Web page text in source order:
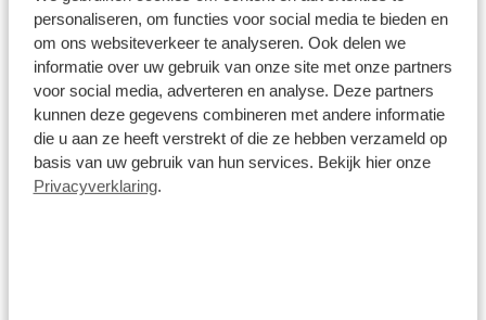
personaliseren, om functies voor social media te bieden en
om ons websiteverkeer te analyseren. Ook delen we
informatie over uw gebruik van onze site met onze partners
voor social media, adverteren en analyse. Deze partners
kunnen deze gegevens combineren met andere informatie
die u aan ze heeft verstrekt of die ze hebben verzameld op
basis van uw gebruik van hun services. Bekijk hier onze
Privacyverklaring.
Naam Aanbieder
_ga Google